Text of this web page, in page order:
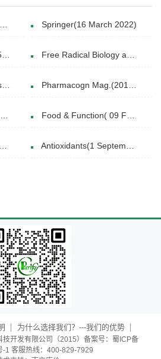
Springer(16 March 2022)
Free Radical Biology and Medicine(16 March 2025)
Pharmacogn Mag.(2014 Aug)
Food & Function( 09 Feb 2021)
Antioxidants(1 September 2019)
为什么选择我们？---我们的优势
开发有限公司（2015）备案号：蜀ICP备
-1 客服热线：400-829-7929